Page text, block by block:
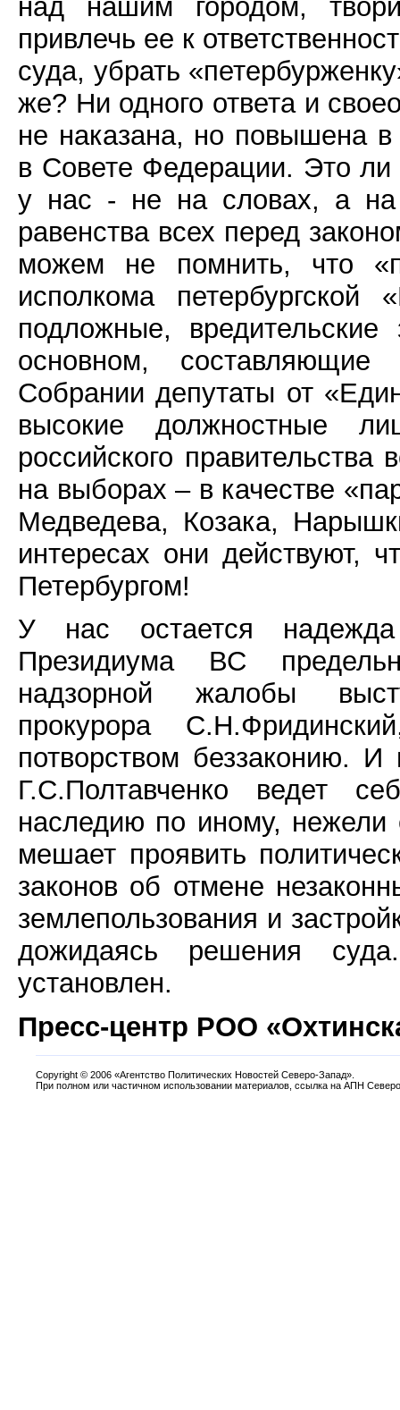
над нашим городом,
привлечь ее к
суда, убрать
же? Ни одного ответа и
не наказана, но повышена в
в Совете Федерации. Это ли
у нас - не на словах, а на
равенства всех перед
можем не помнить, что
исполкома
подложные,
основном, составляющие
Собрании депутаты от
высокие должностные
российского правительства
на выборах – в качестве
Медведева, Козака,
интересах они действуют,
Петербургом!
У нас остается
Президиума ВС
надзорной жалобы
прокурора
потворством беззаконию. И
Г.С.Полтавченко ведет
наследию по иному, нежели
мешает проявить
законов об отмене
землепользования и
дожидаясь решения
установлен.
Пресс-центр РОО
Copyright © 2006 «Агентство Политических Новостей Северо-Запад».
При полном или частичном использовании материалов, ссылка на АПН